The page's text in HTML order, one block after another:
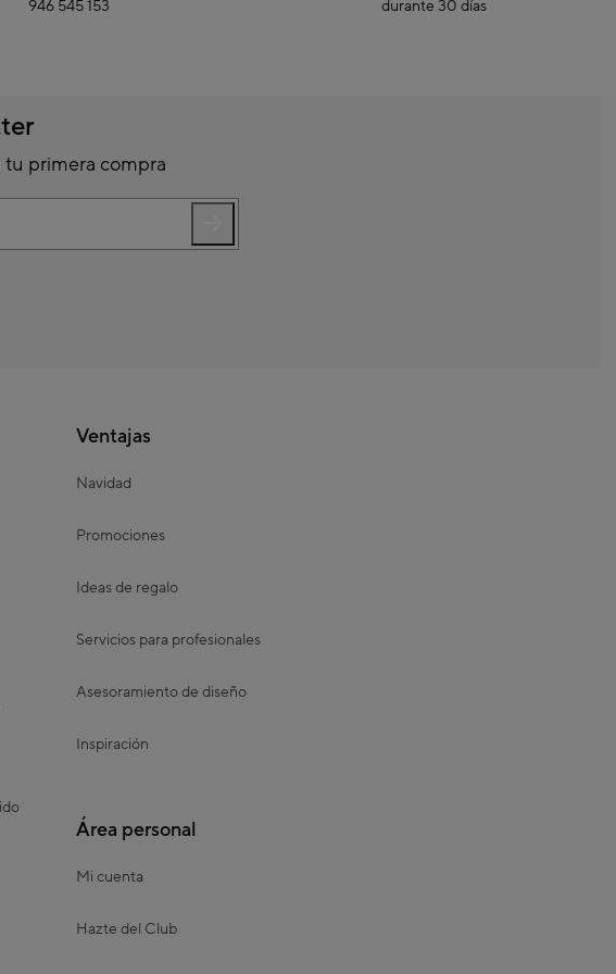
946 545 153 durante 30 días
tu primera compra
Ventajas
Navidad
Promociones
Ideas de regalo
Servicios para profesionales
Asesoramiento de diseño
Inspiración
Área personal
Mi cuenta
Hazte del Club